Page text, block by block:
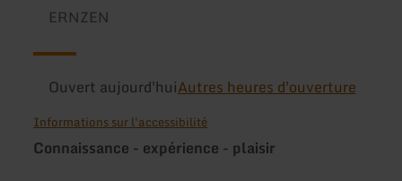
ERNZEN
Ouvert aujourd'huiAutres heures d'ouverture
Informations sur l'accessibilité
Connaissance - expérience - plaisir